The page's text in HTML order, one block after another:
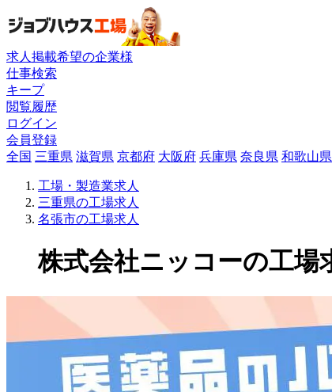
求人掲載希望の企業様
仕事検索
キープ
閲覧履歴
ログイン
会員登録
全国 三重県 滋賀県 京都府 大阪府 兵庫県 奈良県 和歌山県
工場・製造業求人
三重県の工場求人
名張市の工場求人
株式会社ニッコーの工場